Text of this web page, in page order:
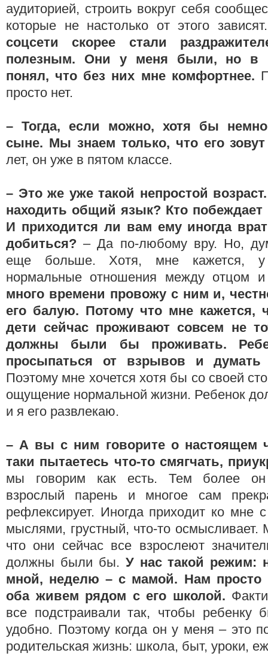
аудиторией, строить вокруг себя
которые не настолько от этого
соцсети скорее стали
полезным. Они у меня были, но в
понял, что без них мне комфортнее.
просто нет.
– Тогда, если можно, хотя бы
сыне. Мы знаем только, что его
лет, он уже в пятом классе.
– Это же уже такой непростой
находить общий язык? Кто
И приходится ли вам ему иногда
добиться?– Да по-любому вру. Но,
еще больше. Хотя, мне кажется, у
нормальные отношения между отцом
много времени провожу с ним и,
его балую. Потому что мне кажется,
дети сейчас проживают совсем не
должны были бы проживать.
просыпаться от взрывов и
Поэтому мне хочется хотя бы со своей
ощущение нормальной жизни. Ребенок
и я его развлекаю.
– А вы с ним говорите о настоящем
таки пытаетесь что-то смягчать,
мы говорим как есть. Тем более он
взрослый парень и многое сам
рефлексирует. Иногда приходит ко мне
мыслями, грустный, что-то осмысливает.
что они сейчас все взрослеют
должны были бы. У нас такой режим:
мной, неделю – с мамой. Нам просто
оба живем рядом с его школой.
все подстраивали так, чтобы ребенку
удобно. Поэтому когда он у меня – это
родительская жизнь: школа, быт, уроки,